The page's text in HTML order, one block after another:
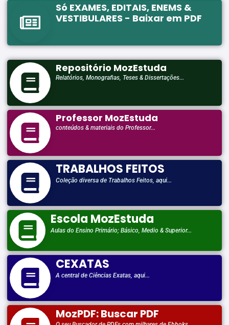
Só EXAMES, EDITAIS, ENEMS &
VESTIBULARES - Baixar em PDF
Repositório MozEstuda
Relatórios, Monografias, Teses & Dissertações...
Professor MozEstuda
conteúdos & materiais do Professor...
TRABALHOS FEITOS
Coleção diversa de Trabalhos Feitos, aqui...
Escola MozEstuda
Aulas do Ensino Primário; Básico, Medio & Superior...
CEXATAS
A central de Ciências Exatas, aqui...
MozPDF: Buscar PDF